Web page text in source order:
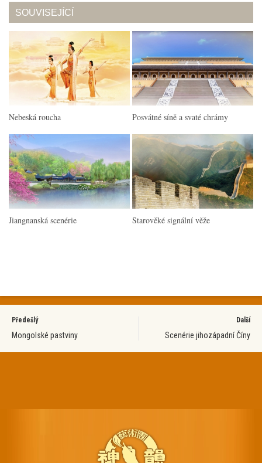
SOUVISEJÍCÍ
Nebeská roucha Posvátné síně a svaté chrámy
Jiangnanská scenérie Starověké signální věže
Předešlý
Mongolské pastviny
Další
Scenérie jihozápadní Číny